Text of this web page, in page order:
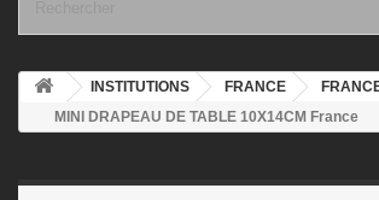
INSTITUTIONS FRANCE
MINI DRAPEAU DE TABLE 10X14CM France